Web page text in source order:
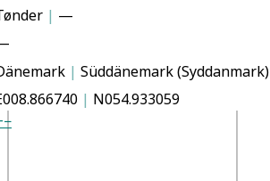
| —
| Süddänemark (Syddanmark)
| N054.933059
−